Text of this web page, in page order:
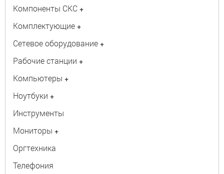
Компоненты СКС +
Комплектующие +
Сетевое оборудование +
Рабочие станции +
Компьютеры +
Ноутбуки +
Инструменты
Мониторы +
Оргтехника
Телефония